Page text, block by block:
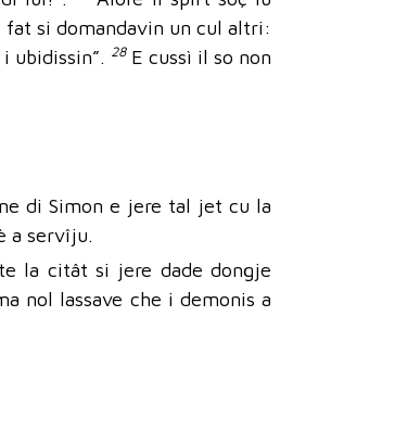
si domandavin un cul altri:
ubidissin”. 28 E cussì il so non
di Simon e jere tal jet cu la
a servîju.
la citât si jere dade dongje
nol lassave che i demonis a